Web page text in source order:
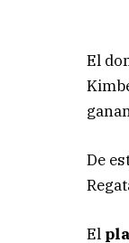
El
De
El